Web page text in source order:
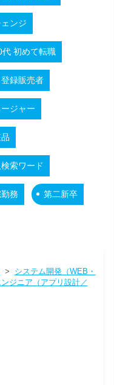
ンジ
代 初めて転職
登録販売者
ジャー
索ワード
務 第二新卒
> システム開発（WEB・
ジニア（アプリ設計／